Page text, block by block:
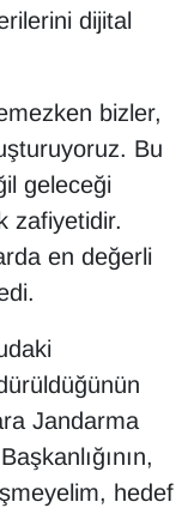
dijital
bizler,
Bu
geleceği
zafiyetidir.
en değerli
Jandarma
hedef